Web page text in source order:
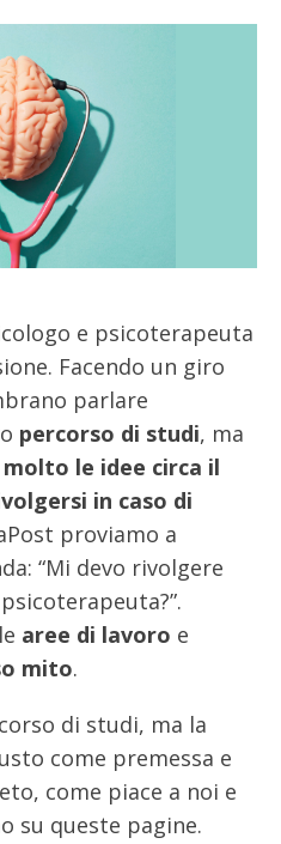
e psicoterapeuta
Facendo un giro
parlare
percorso di studi, ma
le idee circa il
in caso di
proviamo a
“Mi devo rivolgere
aree di lavoro e
mito.
di studi, ma la
come premessa e
come piace a noi e
su queste pagine.